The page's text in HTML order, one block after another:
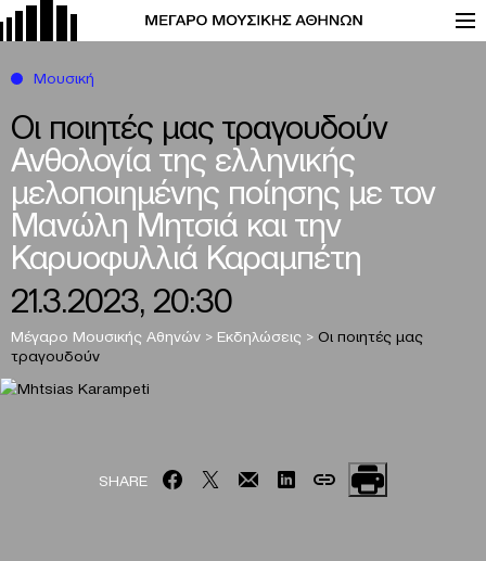
Οι ποιητές μας τραγουδούν
Ανθολογία της ελληνικής
μελοποιημένης ποίησης με τον
Μανώλη Μητσιά και την
Καρυοφυλλιά Καραμπέτη
21.3.2023, 20:30
Μέγαρο Μουσικής Αθηνών > Εκδηλώσεις > Οι ποιητές μας
τραγουδούν
Μουσική
SHARE